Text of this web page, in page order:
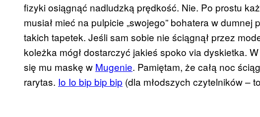
fizyki osiągnąć nadludzką prędkość. Nie. Po prostu
musiał mieć na pulpicie „swojego” bohatera w dumnej
takich tapetek. Jeśli sam sobie nie ściągnął przez
koleżka mógł dostarczyć jakieś spoko via dyskietka.
się mu maskę w Mugenie. Pamiętam, że całą noc
rarytas. Io Io bip bip bip (dla młodszych czytelników –